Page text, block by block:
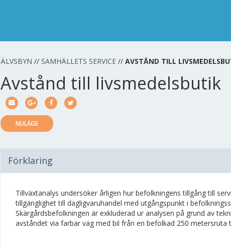
ÄLVSBYN // SAMHÄLLETS SERVICE // AVSTÅND TILL
Avstånd till livsmedelsbutik
NULÄGE
Förklaring
Tillväxtanalys undersöker årligen hur befolkningens tillgång till
tillgänglighet till dagligvaruhandel med utgångspunkt i
Skärgårdsbefolkningen är exkluderad ur analysen på grund av
avståndet via farbar väg med bil från en befolkad 250 metersruta